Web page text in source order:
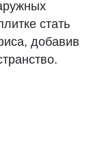
стать
добавив